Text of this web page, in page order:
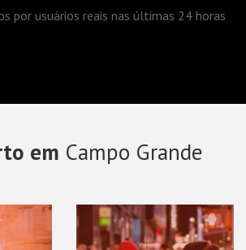
por usuários reais nas últimas 24 horas
em Campo Grande